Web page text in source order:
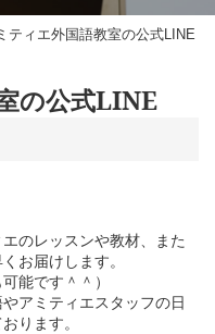
ティエ外国語教室の公式LINE
の公式LINE
のレッスンや教材、また
お届けします。
能です＾＾）
アミティエスタッフの日
ります。